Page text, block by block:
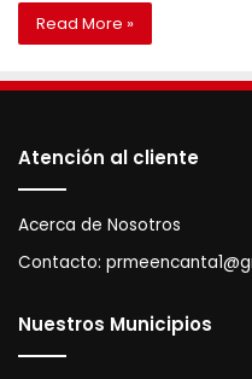
Read More »
Atención al cliente
Acerca de Nosotros
Contacto:
Nuestros Municipios